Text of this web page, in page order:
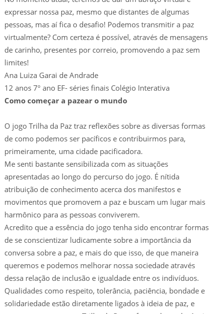
expressar nossa paz, mesmo que distantes de algumas
pessoas, mas aí fica o desafio! Podemos transmitir a paz
virtualmente? Com certeza é possível, através de mensagens
de carinho, presentes por correio, promovendo a paz sem
limites!
Ana Luiza Garai de Andrade
12 anos 7º ano EF- séries finais Colégio Interativa
Como começar a pazear o mundo
O jogo Trilha da Paz traz reflexões sobre as diversas formas
de como podemos ser pacíficos e contribuirmos para,
primeiramente, uma cidade pacificadora.
Me senti bastante sensibilizada com as situações
apresentadas ao longo do percurso do jogo. É nítida
atribuição de conhecimento acerca dos manifestos e
movimentos que promovem a paz e buscam um lugar mais
harmônico para as pessoas conviverem.
Acredito que a essência do jogo tenha sido encontrar formas
de se conscientizar ludicamente sobre a importância da
conversa sobre a paz, e mais do que isso, de que maneira
queremos e podemos melhorar nossa sociedade através
dessa relação de inclusão e igualdade entre os indivíduos.
Qualidades como respeito, tolerância, paciência, bondade e
solidariedade estão diretamente ligados à ideia de paz, e